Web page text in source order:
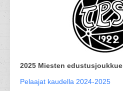
2025 Miesten edustusjoukkue
Pelaajat kaudella 2024-2025